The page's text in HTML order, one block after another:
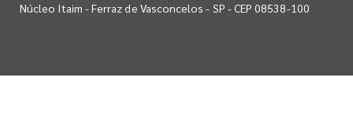
Núcleo Itaim - Ferraz de Vasconcelos - SP - CEP 08538-100